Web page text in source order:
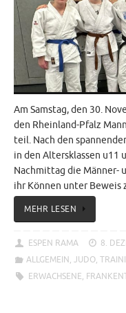
Am Samstag, den 30.
den Rheinland-Pfalz
teil. Nach den
in den Altersklassen u11
Nachmittag die Männer-
ihr Können unter
MEHR LESEN
ESPEN RAMA
8.
ALLGEMEIN, JUDO,
ERWACHSENE,